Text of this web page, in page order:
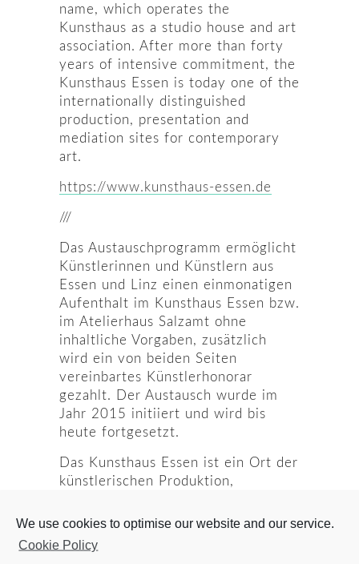
name, which operates the
Kunsthaus as a studio house and art
association. After more than forty
years of intensive commitment, the
Kunsthaus Essen is today one of the
internationally distinguished
production, presentation and
mediation sites for contemporary
art.
https://www.kunsthaus-essen.de
///
Das Austauschprogramm ermöglicht
Künstlerinnen und Künstlern aus
Essen und Linz einen einmonatigen
Aufenthalt im Kunsthaus Essen bzw.
im Atelierhaus Salzamt ohne
inhaltliche Vorgaben, zusätzlich
wird ein von beiden Seiten
vereinbartes Künstlerhonorar
gezahlt. Der Austausch wurde im
Jahr 2015 initiiert und wird bis
heute fortgesetzt.
Das Kunsthaus Essen ist ein Ort der
künstlerischen Produktion,
Es gibt nur wenige Orte wie diesen,
und Künstlern über ihre Arbeit
We use cookies to optimise our website and our service.
Cookie Policy